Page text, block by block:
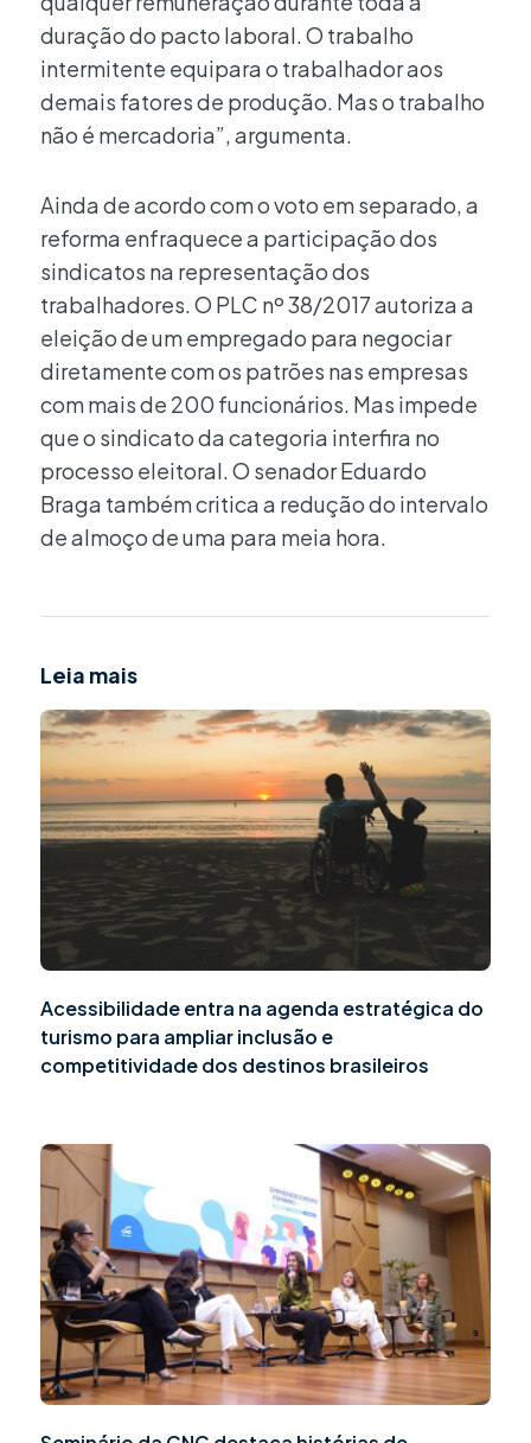
duração do pacto laboral. O trabalho
intermitente equipara o trabalhador aos
demais fatores de produção. Mas o trabalho
não é mercadoria”, argumenta.
Ainda de acordo com o voto em separado, a
reforma enfraquece a participação dos
sindicatos na representação dos
trabalhadores. O PLC nº 38/2017 autoriza a
eleição de um empregado para negociar
diretamente com os patrões nas empresas
com mais de 200 funcionários. Mas impede
que o sindicato da categoria interfira no
processo eleitoral. O senador Eduardo
Braga também critica a redução do intervalo
de almoço de uma para meia hora.
Leia mais
Acessibilidade entra na agenda estratégica do
turismo para ampliar inclusão e
competitividade dos destinos brasileiros